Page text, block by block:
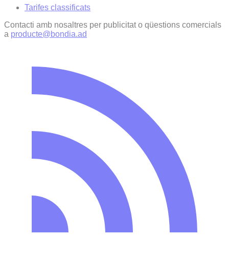
Tarifes classificats
Contacti amb nosaltres per publicitat o qüestions comercials
a producte@bondia.ad